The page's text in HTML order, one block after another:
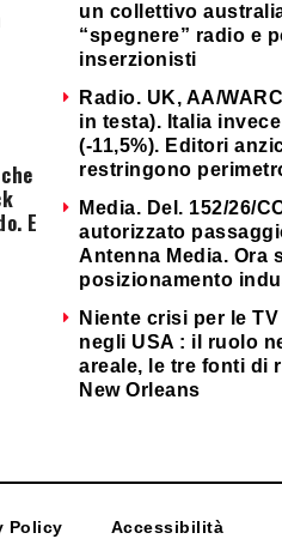
E
un collettivo
“spegnere” radio e
inserzionisti
Radio. UK, AA/
in testa). Italia
(-11,5%). Editori
restringono
Media. Del. 152/26/
autorizzato
Antenna Media. Ora
posizionamento
Niente crisi per le
negli USA : il ruolo
areale, le tre fonti di
New Orleans
Policy Accessibilità